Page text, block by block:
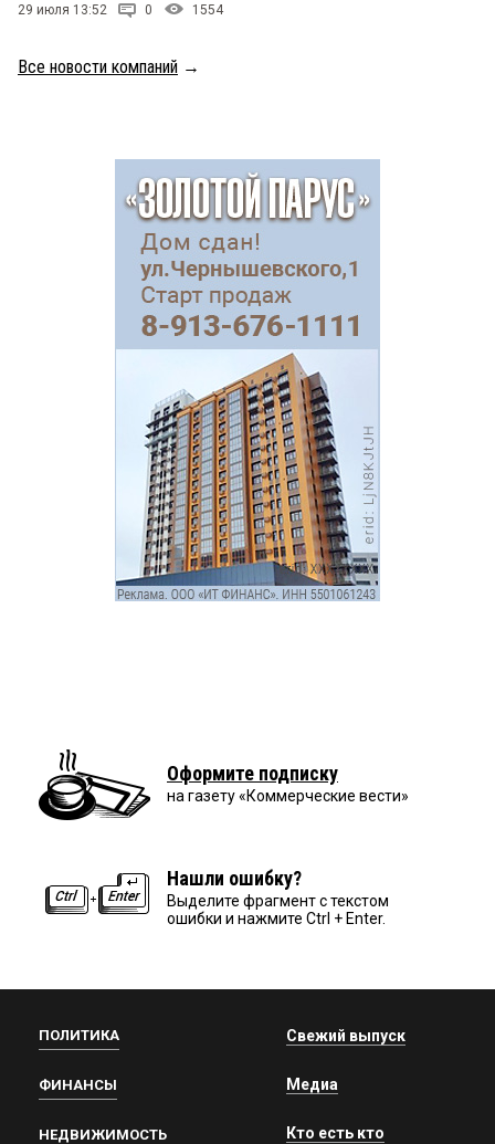
29 июля 13:52 0 1554
Все новости компаний →
Оформите подписку
на газету «Коммерческие вести»
Нашли ошибку?
Выделите фрагмент с текстом
ошибки и нажмите Ctrl + Enter.
ПОЛИТИКА
ФИНАНСЫ
НЕДВИЖИМОСТЬ
Свежий выпуск
Медиа
Кто есть кто